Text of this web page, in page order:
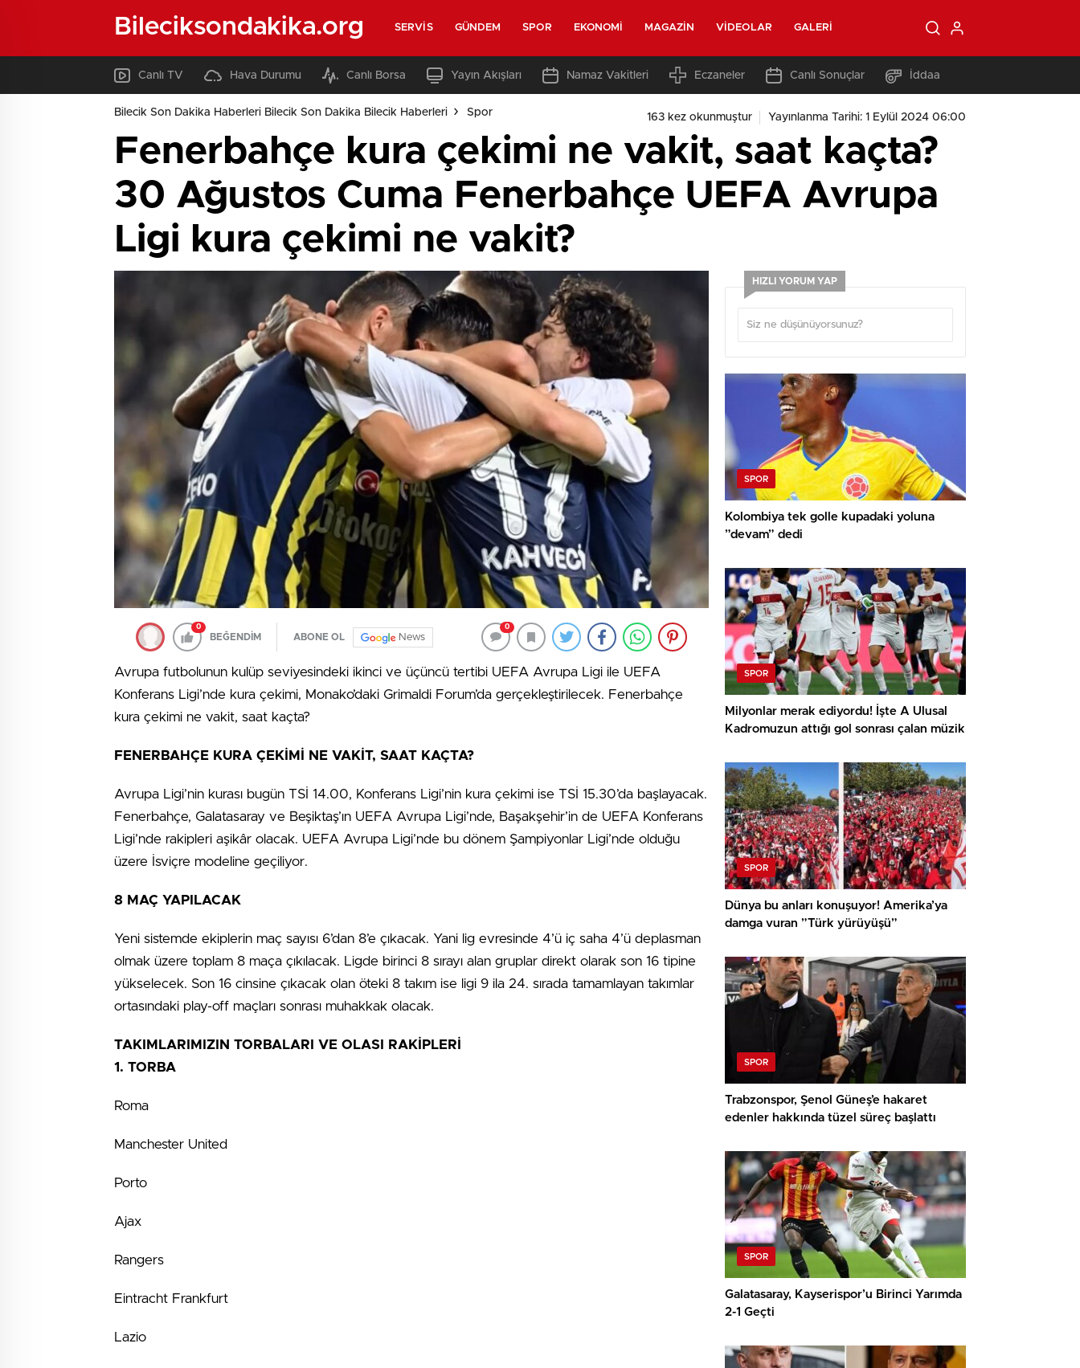
Bileciksondakika.org SERVIS GÜNDEM SPOR EKONOMI MAGAZIN VIDEOLAR GALERI
Canlı TV Hava Durumu Canlı Borsa Yayın Akışları Namaz Vakitleri Eczaneler Canlı Sonuçlar İddaa
Bilecik Son Dakika Haberleri Bilecik Son Dakika Bilecik Haberleri Spor 163 kez okunmuştur Yayınlanma Tarihi: 1 Eylül 2024 06:00
Fenerbahçe kura çekimi ne vakit, saat kaçta?
30 Ağustos Cuma Fenerbahçe UEFA Avrupa
Ligi kura çekimi ne vakit?
0
BEĞENDİM ABONE OL News
0
Avrupa futbolunun kulüp seviyesindeki ikinci ve üçüncü tertibi UEFA Avrupa Ligi ile UEFA
Konferans Ligi’nde kura çekimi, Monako’daki Grimaldi Forum’da gerçekleştirilecek. Fenerbahçe
kura çekimi ne vakit, saat kaçta?
FENERBAHÇE KURA ÇEKİMİ NE VAKİT, SAAT KAÇTA?
Avrupa Ligi’nin kurası bugün TSİ 14.00, Konferans Ligi’nin kura çekimi ise TSİ 15.30’da başlayacak.
Fenerbahçe, Galatasaray ve Beşiktaş’ın UEFA Avrupa Ligi’nde, Başakşehir’in de UEFA Konferans
Ligi’nde rakipleri aşikâr olacak. UEFA Avrupa Ligi’nde bu dönem Şampiyonlar Ligi’nde olduğu
üzere İsviçre modeline geçiliyor.
8 MAÇ YAPILACAK
Yeni sistemde ekiplerin maç sayısı 6’dan 8’e çıkacak. Yani lig evresinde 4’ü iç saha 4’ü deplasman
olmak üzere toplam 8 maça çıkılacak. Ligde birinci 8 sırayı alan gruplar direkt olarak son 16 tipine
yükselecek. Son 16 cinsine çıkacak olan öteki 8 takım ise ligi 9 ila 24. sırada tamamlayan takımlar
ortasındaki play-off maçları sonrası muhakkak olacak.
TAKIMLARIMIZIN TORBALARI VE OLASI RAKİPLERİ
1. TORBA
Roma
Manchester United
Porto
Ajax
Rangers
Eintracht Frankfurt
Lazio
HIZLI YORUM YAP
SPOR
Kolombiya tek golle kupadaki yoluna
”devam” dedi
SPOR
Milyonlar merak ediyordu! İşte A Ulusal
Kadromuzun attığı gol sonrası çalan müzik
SPOR
Dünya bu anları konuşuyor! Amerika’ya
damga vuran ”Türk yürüyüşü”
SPOR
Trabzonspor, Şenol Güneş’e hakaret
edenler hakkında tüzel süreç başlattı
SPOR
Galatasaray, Kayserispor’u Birinci Yarımda
2-1 Geçti